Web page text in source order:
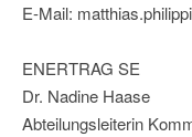
E-Mail:
ENERTRAG SE
Dr. Nadine Haase
Abteilungsleiterin